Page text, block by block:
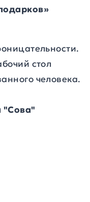
стол
человека.
"Сова"